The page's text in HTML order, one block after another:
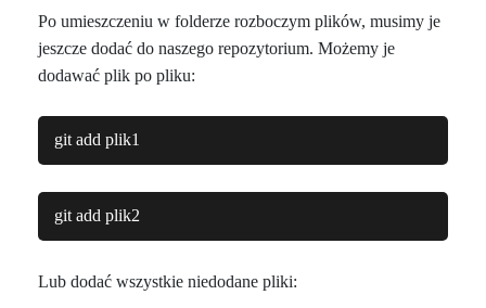
Po umieszczeniu w folderze rozboczym plików, musimy je
jeszcze dodać do naszego repozytorium. Możemy je
dodawać plik po pliku:
git add plik1
git add plik2
Lub dodać wszystkie niedodane pliki: